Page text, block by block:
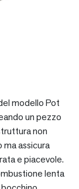
modello Pot
un pezzo
non
assicura
e piacevole.
lenta